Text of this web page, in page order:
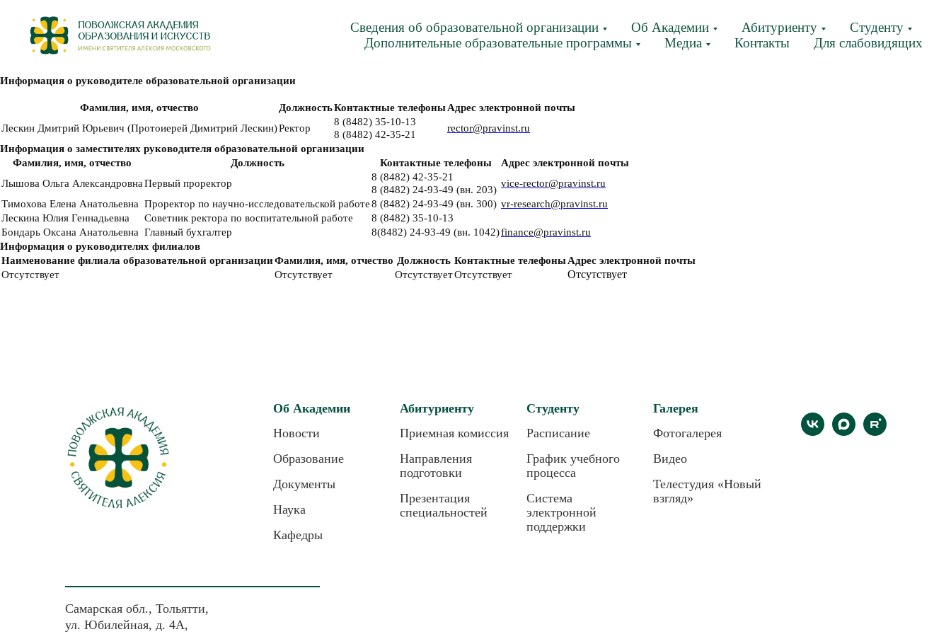
Сведения об образовательной организации Об Академии Абитуриенту
Студенту
Дополнительные образовательные программы
Медиа Контакты Для слабовидящих
Информация о руководителе образовательной организации
Фамилия, имя, отчество ДолжностьКонтактные телефоныАдрес электронной почты
Лескин Дмитрий Юрьевич (Протоиерей Димитрий Лескин)Ректор
8 (8482) 35-10-13
8 (8482) 42-35-21
rector@pravinst.ru
Информация о заместителях руководителя образовательной организации
Фамилия, имя, отчество
Должность Контактные телефоны
Адрес электронной почты
Лышова Ольга АлександровнаПервый проректор
8 (8482) 42-35-21
8 (8482) 24-93-49 (вн. 203)
vice-rector@pravinst.ru
Тимохова Елена Анатольевна Проректор по научно-исследовательской работе8 (8482) 24-93-49 (вн. 300) vr-research@pravinst.ru
Лескина Юлия Геннадьевна
Советник ректора по воспитательной работе
8 (8482) 35-10-13
Бондарь Оксана Анатольевна Главный бухгалтер 8(8482) 24-93-49 (вн. 1042)finance@pravinst.ru
Информация о руководителях филиалов
Наименование филиала образовательной организацииФамилия, имя, отчество Должность Контактные телефоныАдрес электронной почты
Отсутствует
Отсутствует ОтсутствуетОтсутствует Отсутствует
Об Академии
Новости
Образование
Документы
Наука
Кафедры
Абитуриенту
Приемная комиссия
Направления
подготовки
Презентация
специальностей
Студенту
Расписание
График учебного
процесса
Система
электронной
поддержки
Галерея
Фотогалерея
Видео
Телестудия «Новый
взгляд»
Самарская обл., Тольятти,
ул. Юбилейная, д. 4А,